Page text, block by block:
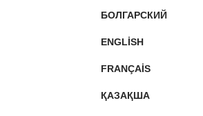
БОЛГАРСКИЙ
ENGLISH
FRANÇAIS
ҚАЗАҚША